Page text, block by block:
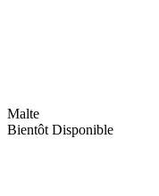
Malte
Bientôt Disponible